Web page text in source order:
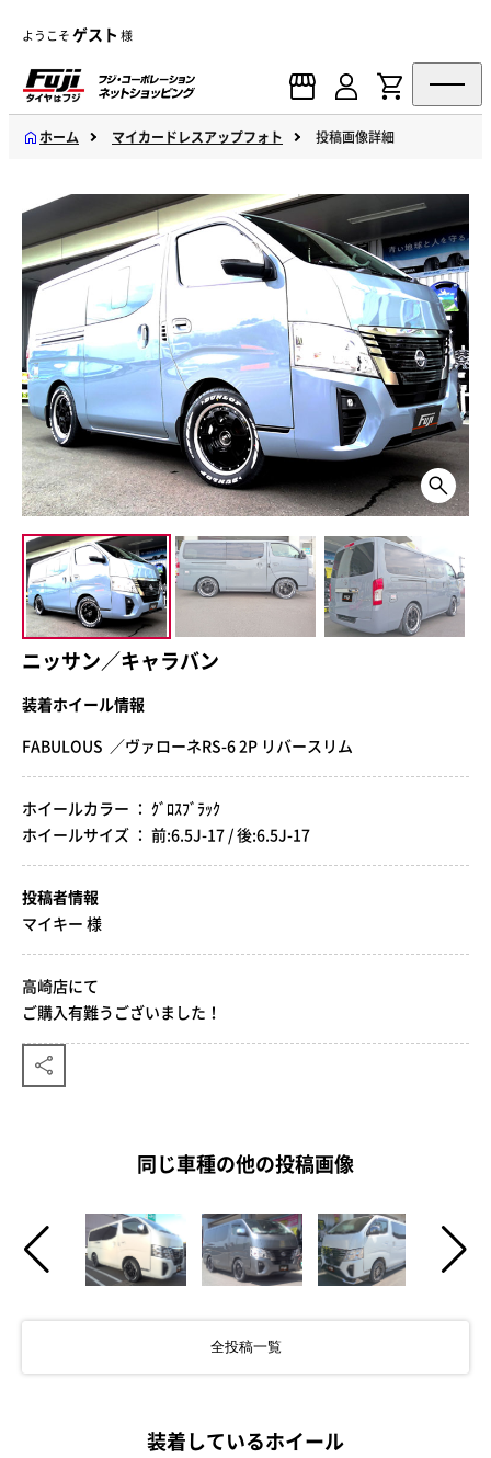
ようこそゲスト 様
ホーム マイカードレスアップフォト 投稿画像詳細
ニッサン／キャラバン
装着ホイール情報
FABULOUS ／ヴァローネRS-6 2P リバースリム
ホイールカラー ： ｸﾞﾛｽﾌﾞﾗｯｸ
ホイールサイズ ： 前:6.5J-17 / 後:6.5J-17
投稿者情報
マイキー 様
高崎店にて
ご購入有難うございました！
同じ車種の他の投稿画像
全投稿一覧
装着しているホイール